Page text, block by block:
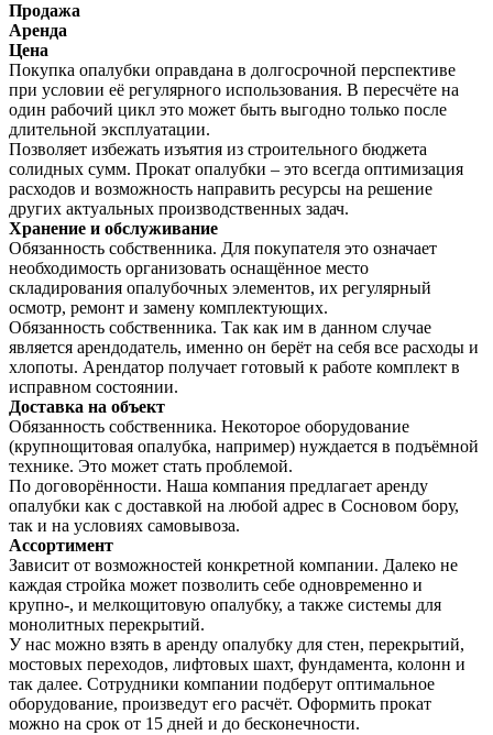
Продажа
Аренда
Цена
Покупка опалубки оправдана в долгосрочной перспективе
при условии её регулярного использования. В пересчёте на
один рабочий цикл это может быть выгодно только после
длительной эксплуатации.
Позволяет избежать изъятия из строительного бюджета
солидных сумм. Прокат опалубки – это всегда оптимизация
расходов и возможность направить ресурсы на решение
других актуальных производственных задач.
Хранение и обслуживание
Обязанность собственника. Для покупателя это означает
необходимость организовать оснащённое место
складирования опалубочных элементов, их регулярный
осмотр, ремонт и замену комплектующих.
Обязанность собственника. Так как им в данном случае
является арендодатель, именно он берёт на себя все расходы и
хлопоты. Арендатор получает готовый к работе комплект в
исправном состоянии.
Доставка на объект
Обязанность собственника. Некоторое оборудование
(крупнощитовая опалубка, например) нуждается в подъёмной
технике. Это может стать проблемой.
По договорённости. Наша компания предлагает аренду
опалубки как с доставкой на любой адрес в Сосновом бору,
так и на условиях самовывоза.
Ассортимент
Зависит от возможностей конкретной компании. Далеко не
каждая стройка может позволить себе одновременно и
крупно-, и мелкощитовую опалубку, а также системы для
монолитных перекрытий.
У нас можно взять в аренду опалубку для стен, перекрытий,
мостовых переходов, лифтовых шахт, фундамента, колонн и
так далее. Сотрудники компании подберут оптимальное
оборудование, произведут его расчёт. Оформить прокат
можно на срок от 15 дней и до бесконечности.